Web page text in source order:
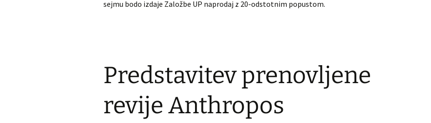
sejmu bodo izdaje Založbe UP naprodaj z 20-odstotnim popustom.
Predstavitev prenovljene
revije Anthropos